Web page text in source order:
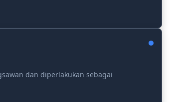
dan diperlakukan sebagai